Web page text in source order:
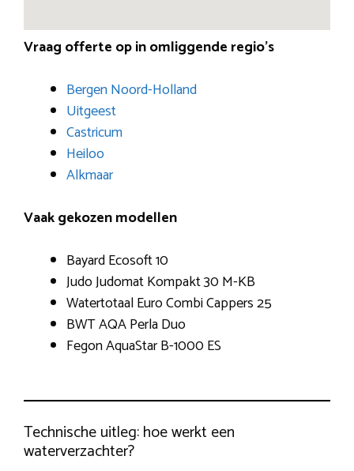
Vraag offerte op in omliggende regio’s
Bergen Noord-Holland
Uitgeest
Castricum
Heiloo
Alkmaar
Vaak gekozen modellen
Bayard Ecosoft 10
Judo Judomat Kompakt 30 M-KB
Watertotaal Euro Combi Cappers 25
BWT AQA Perla Duo
Fegon AquaStar B-1000 ES
Technische uitleg: hoe werkt een
waterverzachter?